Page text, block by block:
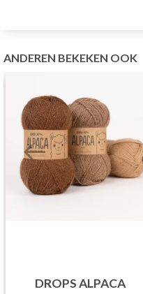
ANDEREN BEKEKEN OOK
DROPS ALPACA